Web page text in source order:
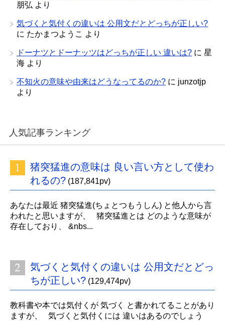
朋弘 より
気づくと気付くの違いは 公用文だとどっちが正しい?
に たかまつようこ より
ドーナツとドーナッツはどっちが正しい 違いは? に 星
海 より
不知火の意味や由来はどうなってるのか? に junzotjp
より
人気記事ランキング
猪突猛進の意味は 良い言い方として使わ
れるの? (187,841pv)
あなたは最近 猪突猛進(ちょとつもうしん) と他人から言
われたと思いますが、 猪突猛進とは どのような意味が
存在しており、 &nbs...
気づくと気付くの違いは 公用文だとどっ
ちが正しい? (129,474pv)
教科書や本では気付くが 気づく と書かれてることがあり
ますが、 気づくと気付くには 違いはあるのでしょう